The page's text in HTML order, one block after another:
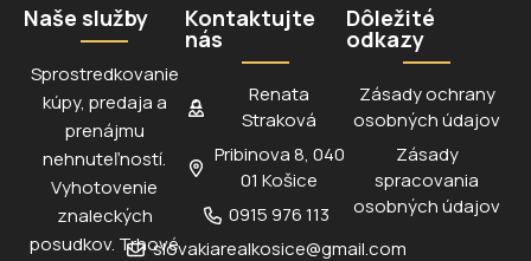
Naše služby
Sprostredkovanie
kúpy, predaja a
prenájmu
nehnuteľností.
Vyhotovenie
znaleckých
posudkov. Trhové
Kontaktujte
nás
Renata
Straková
Pribinova 8, 040
01 Košice
0915 976 113
slovakiarealkosice@gmail.com
Dôležité
odkazy
Zásady ochrany
osobných údajov
Zásady
spracovania
osobných údajov